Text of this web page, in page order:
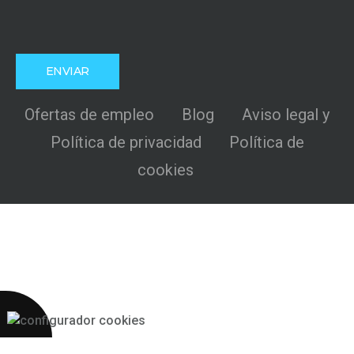
Ofertas de empleo Blog
Aviso legal y
Política de privacidad
Política de
cookies